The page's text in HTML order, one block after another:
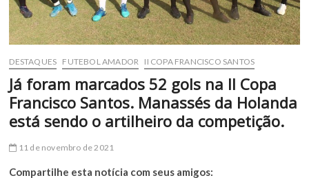
DESTAQUES FUTEBOL AMADOR II COPA FRANCISCO SANTOS
Já foram marcados 52 gols na II Copa
Francisco Santos. Manassés da Holanda
está sendo o artilheiro da competição.
11 de novembro de 2021
Compartilhe esta notícia com seus amigos: